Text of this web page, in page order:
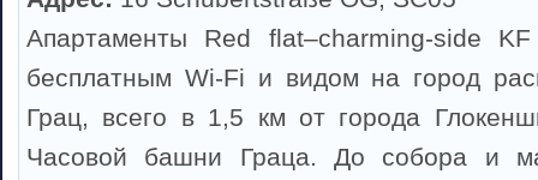
Апартаменты Red flat–charming-side
бесплатным Wi-Fi и видом на город
Грац, всего в 1,5 км от города
Часовой башни Граца. До собора и